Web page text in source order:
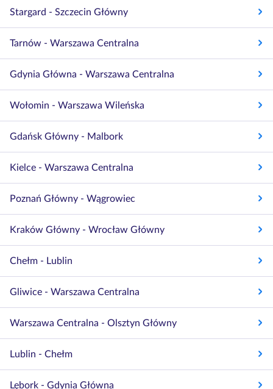
Stargard - Szczecin Główny
Tarnów - Warszawa Centralna
Gdynia Główna - Warszawa Centralna
Wołomin - Warszawa Wileńska
Gdańsk Główny - Malbork
Kielce - Warszawa Centralna
Poznań Główny - Wągrowiec
Kraków Główny - Wrocław Główny
Chełm - Lublin
Gliwice - Warszawa Centralna
Warszawa Centralna - Olsztyn Główny
Lublin - Chełm
Lębork - Gdynia Główna